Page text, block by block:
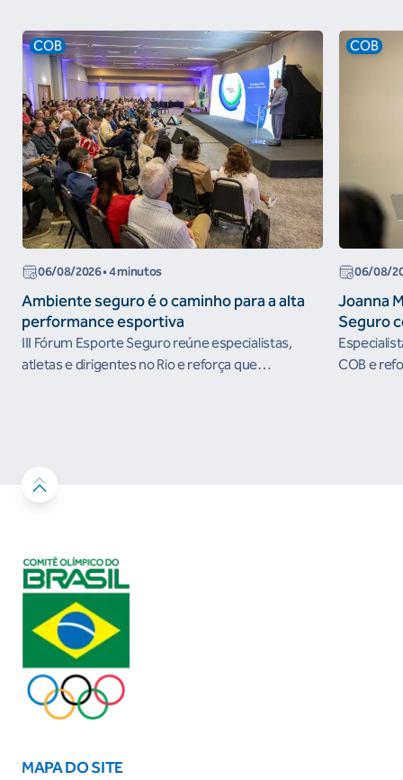
COB
06/08/2026• 4 minutos
Ambiente seguro é o caminho para a alta
performance esportiva
III Fórum Esporte Seguro reúne especialistas,
atletas e dirigentes no Rio e reforça que
COB
06/08/
Joanna
Seguro
COB e
MAPA DO SITE